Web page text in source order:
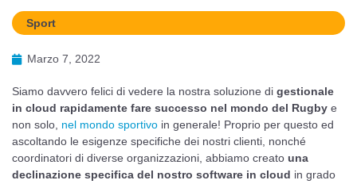
Sport
Marzo 7, 2022
Siamo davvero felici di vedere la nostra soluzione di gestionale
in cloud rapidamente fare successo nel mondo del Rugby e
non solo, nel mondo sportivo in generale! Proprio per questo ed
ascoltando le esigenze specifiche dei nostri clienti, nonché
coordinatori di diverse organizzazioni, abbiamo creato una
declinazione specifica del nostro software in cloud in grado